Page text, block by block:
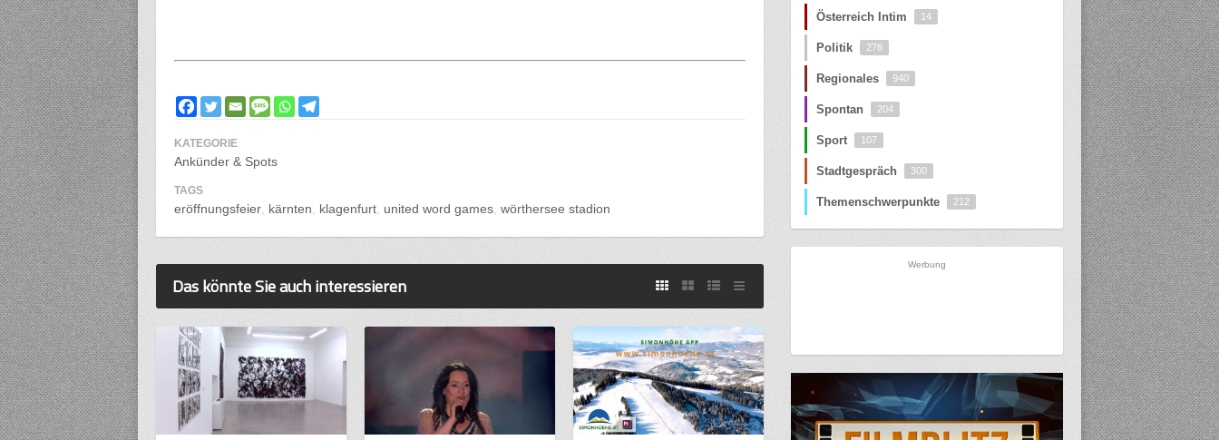
KATEGORIE
Ankünder & Spots
TAGS
eröffnungsfeier kärnten klagenfurt united word games wörthersee stadion
Das könnte Sie auch interessieren
Österreich Intim 14
Politik 278
Regionales 940
Spontan 204
Sport 107
Stadtgespräch 300
Themenschwerpunkte 212
Werbung